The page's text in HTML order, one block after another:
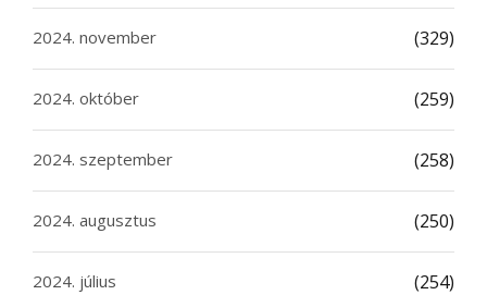
2024. november (329)
2024. október (259)
2024. szeptember (258)
2024. augusztus (250)
2024. július (254)